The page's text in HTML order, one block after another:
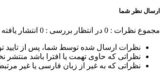
ارسال نظر شما
مجموع نظرات : 0 در انتظار بررسی : 0 انتشار یافته :
نظرات ارسال شده توسط شما، پس از
نظراتی که حاوی تهمت یا افترا باشد منتشر
نظراتی که به غیر از زبان فارسی یا غیر